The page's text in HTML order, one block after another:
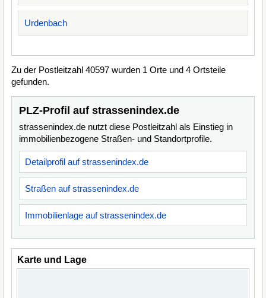
Urdenbach
Zu der Postleitzahl 40597 wurden 1 Orte und 4 Ortsteile
gefunden.
PLZ-Profil auf strassenindex.de
strassenindex.de nutzt diese Postleitzahl als Einstieg in
immobilienbezogene Straßen- und Standortprofile.
Detailprofil auf strassenindex.de
Straßen auf strassenindex.de
Immobilienlage auf strassenindex.de
Karte und Lage